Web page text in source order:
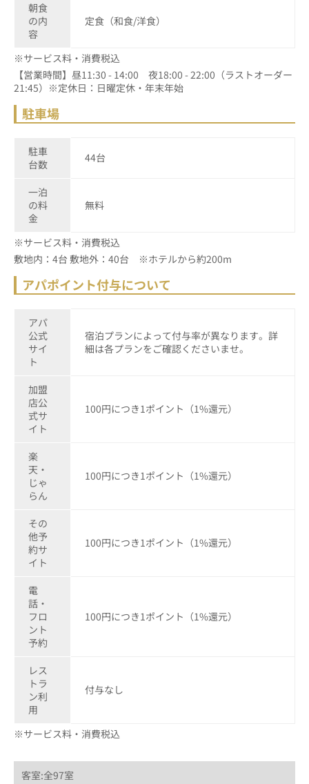
朝食
の内
容
定食（和食/洋食）
※サービス料・消費税込
【営業時間】昼11:30 - 14:00 夜18:00 - 22:00（ラストオーダー
21:45）※定休日：日曜定休・年末年始
駐車場
駐車
台数
44台
一泊
の料
金
無料
※サービス料・消費税込
敷地内：4台 敷地外：40台 ※ホテルから約200m
アパポイント付与について
アパ
公式
サイ
ト
宿泊プランによって付与率が異なります。詳
細は各プランをご確認くださいませ。
加盟
店公
式サ
イト
100円につき1ポイント（1%還元）
楽
天・
じゃ
らん
100円につき1ポイント（1%還元）
その
他予
約サ
イト
100円につき1ポイント（1%還元）
電
話・
フロ
ント
予約
100円につき1ポイント（1%還元）
レス
トラ
ン利
用
付与なし
※サービス料・消費税込
客室:全97室